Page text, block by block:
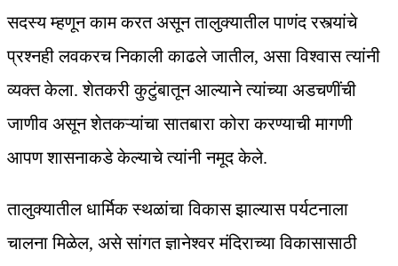
सदस्य म्हणून काम करत असून तालुक्यातील पाणंद रस्त्यांचे
प्रश्नही लवकरच निकाली काढले जातील, असा विश्वास त्यांनी
व्यक्त केला. शेतकरी कुटुंबातून आल्याने त्यांच्या अडचणींची
जाणीव असून शेतकऱ्यांचा सातबारा कोरा करण्याची मागणी
आपण शासनाकडे केल्याचे त्यांनी नमूद केले.
तालुक्यातील धार्मिक स्थळांचा विकास झाल्यास पर्यटनाला
चालना मिळेल, असे सांगत ज्ञानेश्वर मंदिराच्या विकासासाठी